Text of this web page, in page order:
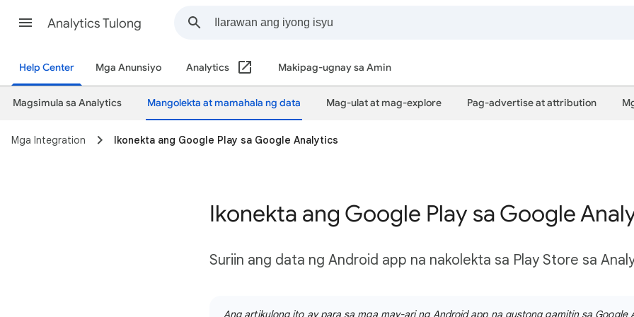
Analytics Tulong
Help Center Mga Anunsiyo Analytics Makipag-ugnay sa Amin
Magsimula sa Analytics Mangolekta at mamahala ng data Mag-ulat at mag-explore Pag-advertise at attribution
Mga Integration Ikonekta ang Google Play sa Google Analytics
Ikonekta ang Google Play sa Google
Suriin ang data ng Android app na nakolekta sa Play Store sa
Ang artikulong ito ay para sa mga may-ari ng Android app na gustong gamitin sa Google